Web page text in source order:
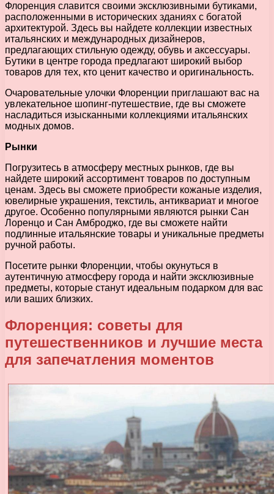
Флоренция славится своими эксклюзивными бутиками,
расположенными в исторических зданиях с богатой
архитектурой. Здесь вы найдете коллекции известных
итальянских и международных дизайнеров,
предлагающих стильную одежду, обувь и аксессуары.
Бутики в центре города предлагают широкий выбор
товаров для тех, кто ценит качество и оригинальность.
Очаровательные улочки Флоренции приглашают вас на
увлекательное шопинг-путешествие, где вы сможете
насладиться изысканными коллекциями итальянских
модных домов.
Рынки
Погрузитесь в атмосферу местных рынков, где вы
найдете широкий ассортимент товаров по доступным
ценам. Здесь вы сможете приобрести кожаные изделия,
ювелирные украшения, текстиль, антиквариат и многое
другое. Особенно популярными являются рынки Сан
Лоренцо и Сан Амброджо, где вы сможете найти
подлинные итальянские товары и уникальные предметы
ручной работы.
Посетите рынки Флоренции, чтобы окунуться в
аутентичную атмосферу города и найти эксклюзивные
предметы, которые станут идеальным подарком для вас
или ваших близких.
Флоренция: советы для
путешественников и лучшие места
для запечатления моментов